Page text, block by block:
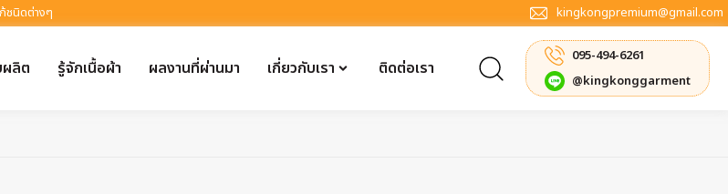
ก้ชนิดต่างๆ kingkongpremium@gmail.com
ผลิต รู้จักเนื้อผ้า ผลงานที่ผ่านมา เกี่ยวกับเรา ติดต่อเรา
095-494-6261
@kingkonggarment